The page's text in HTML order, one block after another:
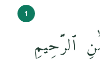
1
ٱلرَّحِيمِ